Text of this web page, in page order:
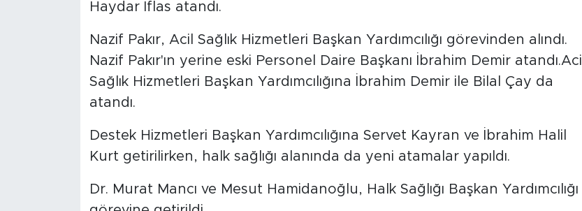
Haydar İflas atandı.
Nazif Pakır, Acil Sağlık Hizmetleri Başkan Yardımcılığı görevinden alındı.
Nazif Pakır'ın yerine eski Personel Daire Başkanı İbrahim Demir atandı.Acil
Sağlık Hizmetleri Başkan Yardımcılığına İbrahim Demir ile Bilal Çay da
atandı.
Destek Hizmetleri Başkan Yardımcılığına Servet Kayran ve İbrahim Halil
Kurt getirilirken, halk sağlığı alanında da yeni atamalar yapıldı.
Dr. Murat Mancı ve Mesut Hamidanoğlu, Halk Sağlığı Başkan Yardımcılığı